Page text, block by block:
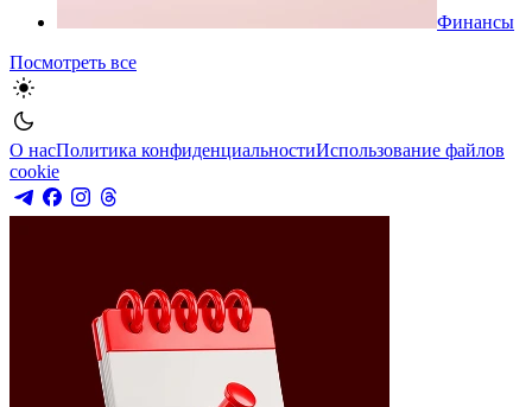
Финансы
Посмотреть все
О насПолитика конфиденциальностиИспользование файлов
cookie